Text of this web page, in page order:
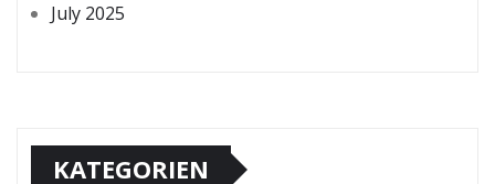
July 2025
KATEGORIEN